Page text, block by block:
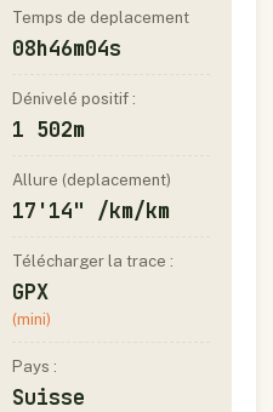
Temps de deplacement
08h46m04s
Dénivelé positif :
1 502m
Allure (deplacement)
17'14" /km/km
Télécharger la trace :
GPX
(mini)
Pays :
Suisse